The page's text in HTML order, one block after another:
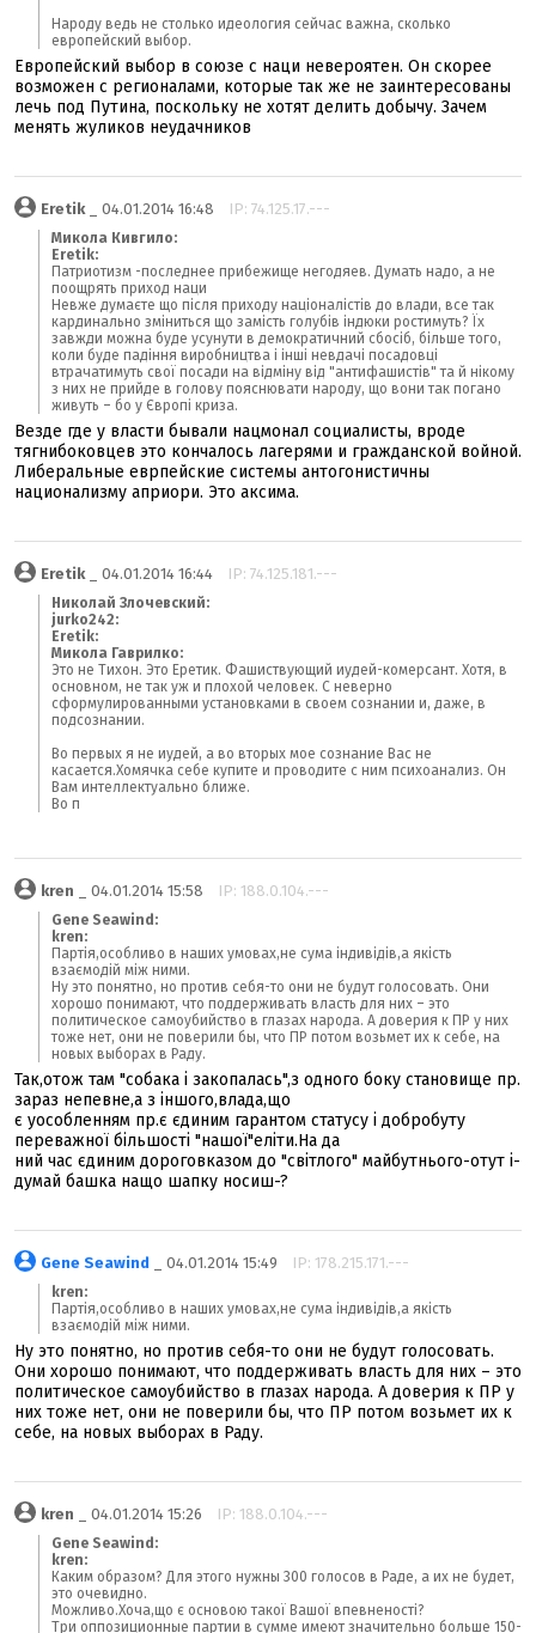
Народу ведь не столько идеология сейчас важна, сколько
европейский выбор.
Европейский выбор в союзе с наци невероятен. Он скорее
возможен с регионалами, которые так же не заинтересованы
лечь под Путина, поскольку не хотят делить добычу. Зачем
менять жуликов неудачников
Eretik_ 04.01.2014 16:48 IP: 74.125.17.---
Микола Кивгило:
Eretik:
Патриотизм -последнее прибежище негодяев. Думать надо, а не
поощрять приход наци
Невже думаєте що після приходу націоналістів до влади, все так
кардинально зміниться що замість голубів індюки ростимуть? Їх
завжди можна буде усунути в демократичний сбосіб, більше того,
коли буде падіння виробництва і інші невдачі посадовці
втрачатимуть свої посади на відміну від "антифашистів" та й нікому
з них не прийде в голову пояснювати народу, що вони так погано
живуть – бо у Європі криза.
Везде где у власти бывали нацмонал социалисты, вроде
тягнибоковцев это кончалось лагерями и гражданской войной.
Либеральные еврпейские системы антогонистичны
национализму априори. Это аксима.
Eretik_ 04.01.2014 16:44 IP: 74.125.181.---
Николай Злочевский:
jurko242:
Eretik:
Микола Гаврилко:
Это не Тихон. Это Еретик. Фашиствующий иудей-комерсант. Хотя, в
основном, не так уж и плохой человек. С неверно
сформулированными установками в своем сознании и, даже, в
подсознании.
Во первых я не иудей, а во вторых мое сознание Вас не
касается.Хомячка себе купите и проводите с ним психоанализ. Он
Вам интеллектуально ближе.
Во п
kren _ 04.01.2014 15:58 IP: 188.0.104.---
Gene Seawind:
kren:
Партія,особливо в наших умовах,не сума індивідів,а якість
взаємодій між ними.
Ну это понятно, но против себя-то они не будут голосовать. Они
хорошо понимают, что поддерживать власть для них – это
политическое самоубийство в глазах народа. А доверия к ПР у них
тоже нет, они не поверили бы, что ПР потом возьмет их к себе, на
новых выборах в Раду.
Так,отож там "собака і закопалась",з одного боку становище пр.
зараз непевне,а з іншого,влада,що
є уособленням пр.є єдиним гарантом статусу і добробуту
переважної більшості "нашої"еліти.На да
ний час єдиним дороговказом до "світлого" майбутнього-отут і-
думай башка нащо шапку носиш-?
Gene Seawind _ 04.01.2014 15:49 IP: 178.215.171.---
kren:
Партія,особливо в наших умовах,не сума індивідів,а якість
взаємодій між ними.
Ну это понятно, но против себя-то они не будут голосовать.
Они хорошо понимают, что поддерживать власть для них – это
политическое самоубийство в глазах народа. А доверия к ПР у
них тоже нет, они не поверили бы, что ПР потом возьмет их к
себе, на новых выборах в Раду.
kren _ 04.01.2014 15:26 IP: 188.0.104.---
Gene Seawind:
kren:
Каким образом? Для этого нужны 300 голосов в Раде, а их не будет,
это очевидно.
Можливо.Хоча,що є основою такої Вашої впевненості?
Три оппозиционные партии в сумме имеют значительно больше 150-